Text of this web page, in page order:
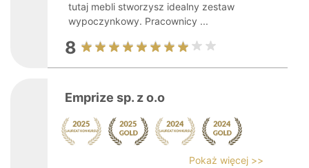
tutaj mebli stworzysz idealny zestaw
wypoczynkowy. Pracownicy ...
8
Emprize sp. z o.o
Pokaż więcej >>